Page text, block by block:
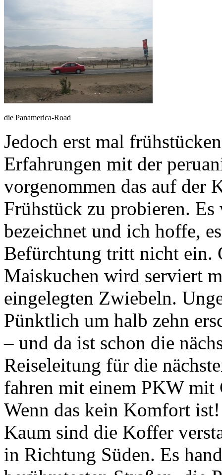
die Panamerica-Road
Jedoch erst mal
Erfahrungen mit der
vorgenommen das auf der
Frühstück zu probieren.
bezeichnet und ich hoffe,
Befürchtung tritt nicht ein.
Maiskuchen wird serviert
eingelegten Zwiebeln.
Pünktlich um halb zehn
– und da ist schon die
Reiseleitung für die
fahren mit einem PKW mit
Wenn das kein Komfort ist!
Kaum sind die Koffer
in Richtung Süden. Es